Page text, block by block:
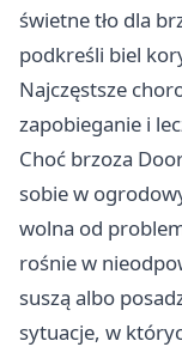
świetne tło dla
podkreśli biel
Najczęstsze
zapobieganie i
Choć brzoza
sobie w
wolna od
rośnie w
suszą albo
sytuacje, w